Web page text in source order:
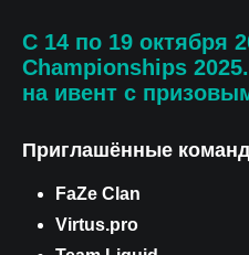
С 14 по 19 октября
Championships 2025
на ивент с
Приглашённые
FaZe Clan
Virtus.pro